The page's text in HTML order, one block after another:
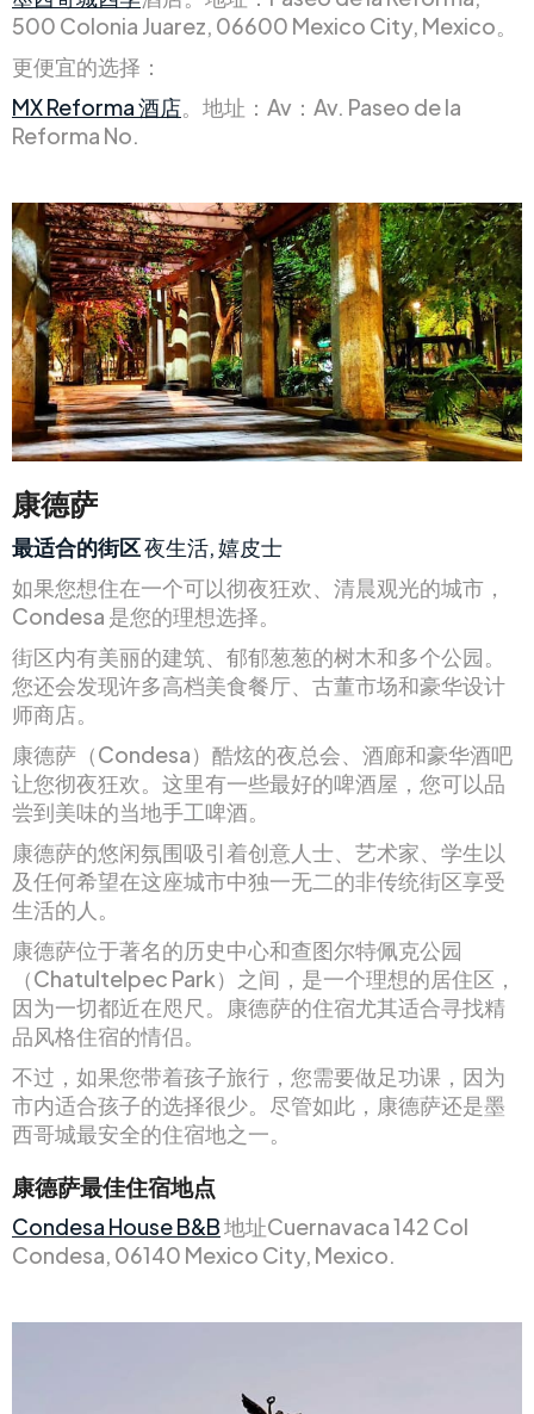
500 Colonia Juarez, 06600 Mexico City, Mexico。
更便宜的选择：
MX Reforma 酒店。地址：Av：Av. Paseo de la
Reforma No.
康德萨
最适合的街区夜生活, 嬉皮士
如果您想住在一个可以彻夜狂欢、清晨观光的城市，
Condesa 是您的理想选择。
街区内有美丽的建筑、郁郁葱葱的树木和多个公园。
您还会发现许多高档美食餐厅、古董市场和豪华设计
师商店。
康德萨（Condesa）酷炫的夜总会、酒廊和豪华酒吧
让您彻夜狂欢。这里有一些最好的啤酒屋，您可以品
尝到美味的当地手工啤酒。
康德萨的悠闲氛围吸引着创意人士、艺术家、学生以
及任何希望在这座城市中独一无二的非传统街区享受
生活的人。
康德萨位于著名的历史中心和查图尔特佩克公园
（Chatultelpec Park）之间，是一个理想的居住区，
因为一切都近在咫尺。康德萨的住宿尤其适合寻找精
品风格住宿的情侣。
不过，如果您带着孩子旅行，您需要做足功课，因为
市内适合孩子的选择很少。尽管如此，康德萨还是墨
西哥城最安全的住宿地之一。
康德萨最佳住宿地点
Condesa House B&B地址Cuernavaca 142 Col
Condesa, 06140 Mexico City, Mexico.